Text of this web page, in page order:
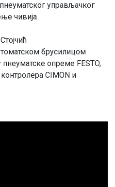
управљачког
чивија
брусилицом
опреме FESTO,
CIMON и